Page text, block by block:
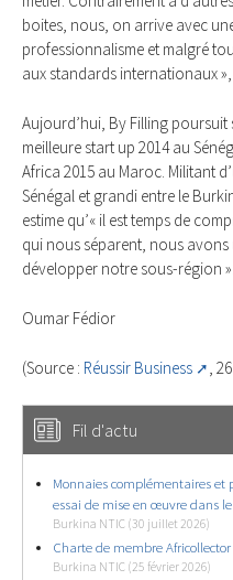
boites, nous, on arrive avec
professionnalisme et malgré
aux standards internationaux
Aujourd’hui, By Filling poursuit
meilleure start up 2014 au
Africa 2015 au Maroc. Militant
Sénégal et grandi entre le
estime qu’« il est temps de
qui nous séparent, nous
développer notre sous-région
Oumar Fédior
(Source : Réussir Business ,
Fil d'actu
Monnaies complémentaires et
essai de mise en œuvre dans
Burkina NTIC (30 juillet 2026)
Charte de membre Africollector
Burkina NTIC (25 février 2026)